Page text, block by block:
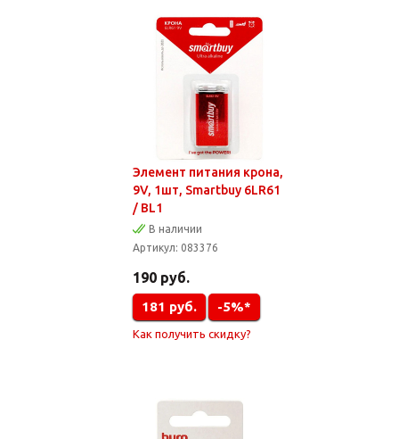
Элемент питания крона,
9V, 1шт, Smartbuy 6LR61
/ BL1
В наличии
Артикул: 083376
190 руб.
181 руб. -5%*
Как получить скидку?